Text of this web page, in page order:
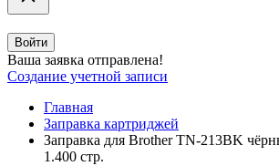
Войти
Ваша заявка отправлена!
Создание учетной записи
Главная
Заправка картриджей
Заправка для Brother TN-213BK
1.400 стр.